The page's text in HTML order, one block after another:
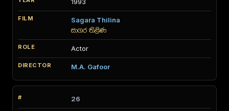
Sagara Thilina
සාගර තිළිණ
Actor
M.A. Gafoor
26